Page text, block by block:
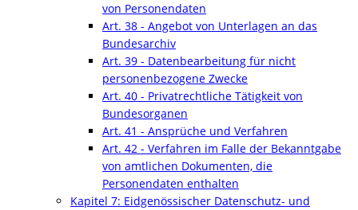
von Personendaten
Art. 38 - Angebot von Unterlagen an das
Bundesarchiv
Art. 39 - Datenbearbeitung für nicht
personenbezogene Zwecke
Art. 40 - Privatrechtliche Tätigkeit von
Bundesorganen
Art. 41 - Ansprüche und Verfahren
Art. 42 - Verfahren im Falle der Bekanntgabe
von amtlichen Dokumenten, die
Personendaten enthalten
Kapitel 7: Eidgenössischer Datenschutz- und